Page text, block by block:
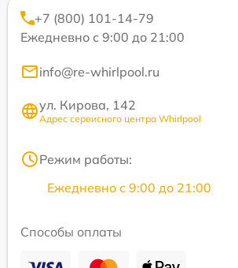
+7 (800) 101-14-79
Ежедневно с 9:00 до 21:00
info@re-whirlpool.ru
ул. Кирова, 142
Адрес сервисного центра Whirlpool
Режим работы:
Ежедневно с 9:00 до 21:00
Способы оплаты